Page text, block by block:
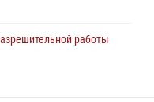
работы